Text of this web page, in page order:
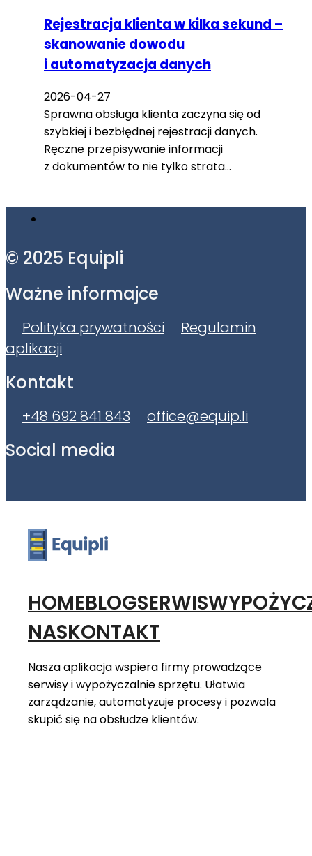
Rejestracja klienta w kilka sekund –
skanowanie dowodu
i automatyzacja danych
2026-04-27
Sprawna obsługa klienta zaczyna się od
szybkiej i bezbłędnej rejestracji danych.
Ręczne przepisywanie informacji
z dokumentów to nie tylko strata…
© 2025 Equipli
Ważne informajce
Polityka prywatności
Regulamin
aplikacji
Kontakt
+48 692 841 843 office@equip.li
Social media
HOMEBLOGSERWIS
NASKONTAKT
Nasza aplikacja wspiera firmy prowadzące
serwisy i wypożyczalnie sprzętu. Ułatwia
zarządzanie, automatyzuje procesy i pozwala
skupić się na obsłudze klientów.